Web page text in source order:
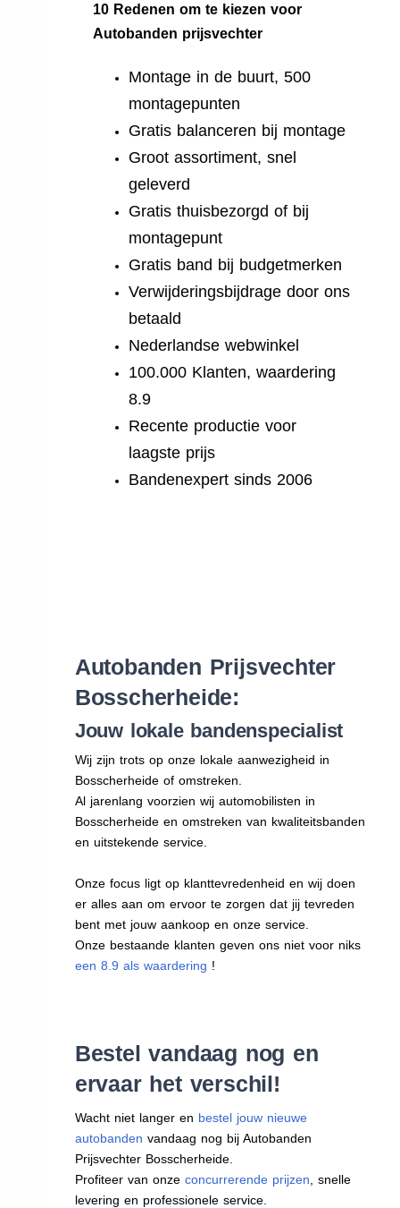
10 Redenen om te kiezen voor
Autobanden prijsvechter
Montage in de buurt, 500
montagepunten
Gratis balanceren bij montage
Groot assortiment, snel
geleverd
Gratis thuisbezorgd of bij
montagepunt
Gratis band bij budgetmerken
Verwijderingsbijdrage door ons
betaald
Nederlandse webwinkel
100.000 Klanten, waardering
8.9
Recente productie voor
laagste prijs
Bandenexpert sinds 2006
Autobanden Prijsvechter
Bosscherheide:
Jouw lokale bandenspecialist
Wij zijn trots op onze lokale aanwezigheid in
Bosscherheide of omstreken.
Al jarenlang voorzien wij automobilisten in
Bosscherheide en omstreken van kwaliteitsbanden
en uitstekende service.
Onze focus ligt op klanttevredenheid en wij doen
er alles aan om ervoor te zorgen dat jij tevreden
bent met jouw aankoop en onze service.
Onze bestaande klanten geven ons niet voor niks
een 8.9 als waardering !
Bestel vandaag nog en
ervaar het verschil!
Wacht niet langer en bestel jouw nieuwe
autobanden vandaag nog bij Autobanden
Prijsvechter Bosscherheide.
Profiteer van onze concurrerende prijzen , snelle
levering en professionele service.